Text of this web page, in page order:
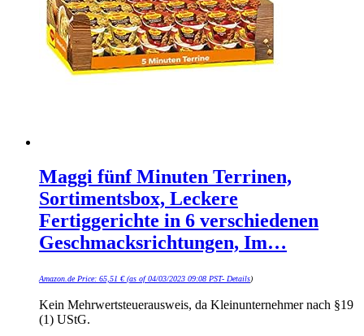
Maggi fünf Minuten Terrinen,
Sortimentsbox, Leckere
Fertiggerichte in 6 verschiedenen
Geschmacksrichtungen, Im…
Amazon.de Price: 65,51 €(as of 04/03/2023 09:08 PST- Details)
Kein Mehrwertsteuerausweis, da Kleinunternehmer nach §19
(1) UStG.